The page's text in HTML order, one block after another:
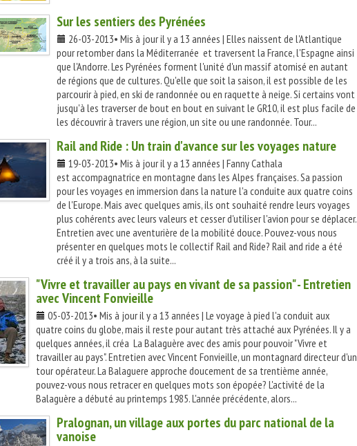
Sur les sentiers des Pyrénées
26-03-2013• Mis à jour il y a 13 années | Elles naissent de l'Atlantique
pour retomber dans la Méditerranée et traversent la France, l'Espagne ainsi
que l'Andorre. Les Pyrénées forment l'unité d'un massif atomisé en autant
de régions que de cultures. Qu'elle que soit la saison, il est possible de les
parcourir à pied, en ski de randonnée ou en raquette à neige. Si certains vont
jusqu'à les traverser de bout en bout en suivant le GR10, il est plus facile de
les découvrir à travers une région, un site ou une randonnée. Tour...
Rail and Ride : Un train d'avance sur les voyages nature
19-03-2013• Mis à jour il y a 13 années | Fanny Cathala
est accompagnatrice en montagne dans les Alpes françaises. Sa passion
pour les voyages en immersion dans la nature l'a conduite aux quatre coins
de l'Europe. Mais avec quelques amis, ils ont souhaité rendre leurs voyages
plus cohérents avec leurs valeurs et cesser d'utiliser l'avion pour se déplacer.
Entretien avec une aventurière de la mobilité douce. Pouvez-vous nous
présenter en quelques mots le collectif Rail and Ride? Rail and ride a été
créé il y a trois ans, à la suite...
"Vivre et travailler au pays en vivant de sa passion" - Entretien
avec Vincent Fonvieille
05-03-2013• Mis à jour il y a 13 années | Le voyage à pied l'a conduit aux
quatre coins du globe, mais il reste pour autant très attaché aux Pyrénées. Il y a
quelques années, il créa La Balaguère avec des amis pour pouvoir "Vivre et
travailler au pays". Entretien avec Vincent Fonvieille, un montagnard directeur d'un
tour opérateur. La Balaguere approche doucement de sa trentième année,
pouvez-vous nous retracer en quelques mots son épopée? L'activité de la
Balaguère a débuté au printemps 1985. L'année précédente, alors...
Pralognan, un village aux portes du parc national de la
vanoise